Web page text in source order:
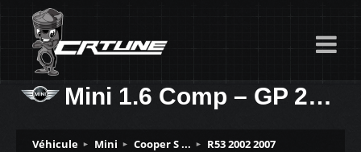
Mini 1.6 Comp – GP 218ch
Véhicule Mini Cooper S ... R53 2002 2007